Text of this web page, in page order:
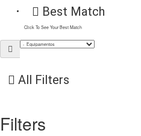
Best Match
Click To See Your Best Match
All Filters
Filters